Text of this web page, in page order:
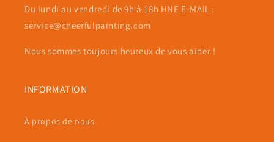
Du lundi au vendredi de 9h à 18h HNE E-MAIL :
service@cheerfulpainting.com
Nous sommes toujours heureux de vous aider !
INFORMATION
À propos de nous